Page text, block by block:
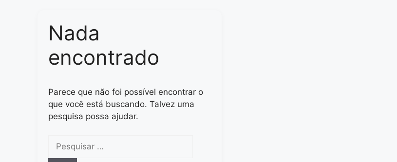
Nada
encontrado
Parece que não foi possível encontrar o
que você está buscando. Talvez uma
pesquisa possa ajudar.
por: